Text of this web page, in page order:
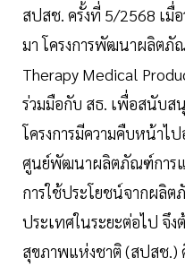
สปสช. ครั้งที่ 5/2568 เ
มา โครงการพัฒนาผลิตภั
Therapy Medical
ร่วมมือกับ สธ. เพื่อสนับส
โครงการมีความคืบหน้าไ
ศูนย์พัฒนาผลิตภัณฑ์การ
การใช้ประโยชน์จากผลิ
ประเทศในระยะต่อไป จึ
สุขภาพแห่งชาติ (สปสช.)